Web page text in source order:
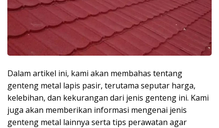
Dalam artikel ini, kami akan membahas tentang
genteng metal lapis pasir, terutama seputar harga,
kelebihan, dan kekurangan dari jenis genteng ini. Kami
juga akan memberikan informasi mengenai jenis
genteng metal lainnya serta tips perawatan agar